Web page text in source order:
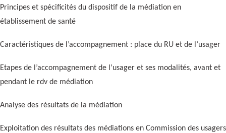
Principes et spécificités du dispositif de la médiation en
établissement de santé
Caractéristiques de l’accompagnement : place du RU et de l’usager
Etapes de l’accompagnement de l’usager et ses modalités, avant et
pendant le rdv de médiation
Analyse des résultats de la médiation
Exploitation des résultats des médiations en Commission des usagers